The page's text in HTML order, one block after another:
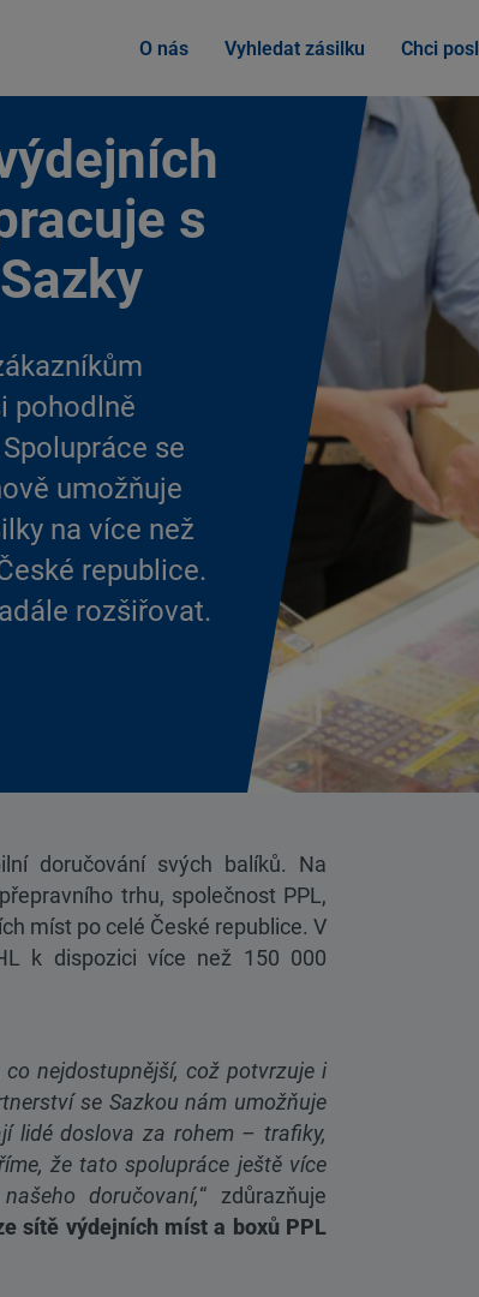
O nás Vyhledat zásilku Chci
s
pohodlně
se
umožňuje
na více než
republice.
rozšiřovat.
doručování svých balíků. Na
trhu, společnost PPL,
míst po celé České republice. V
k dispozici více než 150 000
nejdostupnější, což potvrzuje i
se Sazkou nám umožňuje
lidé doslova za rohem – trafiky,
že tato spolupráce ještě více
doručovaní,“ zdůrazňuje
sítě výdejních míst a boxů PPL